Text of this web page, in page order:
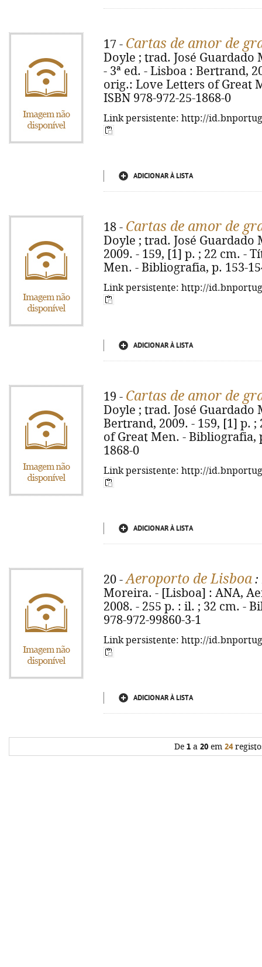
17 - Cartas de amor de
Doyle ; trad. José
- 3ª ed. - Lisboa : Bertrand,
orig.: Love Letters of Great
ISBN 978-972-25-1868-0
Link persistente: http://
ADICIONAR À LISTA
18 - Cartas de amor de
Doyle ; trad. José
2009. - 159, [1] p. ; 22 cm. -
Men. - Bibliografia, p. 153-
Link persistente: http://
ADICIONAR À LISTA
19 - Cartas de amor de
Doyle ; trad. José Guardado
Bertrand, 2009. - 159, [1] p.
of Great Men. - Bibliografia,
1868-0
Link persistente: http://
ADICIONAR À LISTA
20 -Aeroporto de Lisboa :
Moreira. - [Lisboa] : ANA,
2008. - 255 p. : il. ; 32 cm. -
978-972-99860-3-1
Link persistente: http://
ADICIONAR À LISTA
De 1a 20em 24